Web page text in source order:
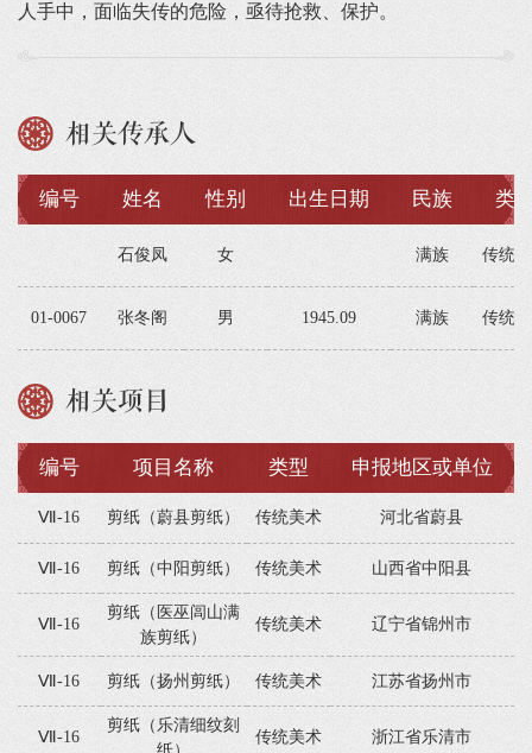
人手中，面临失传的危险，亟待抢救、保护。
相关传承人
编号 姓名 性别 出生日期 民族 类
石俊凤 女 满族 传统
01-0067 张冬阁 男 1945.09 满族 传统
相关项目
编号 项目名称 类型 申报地区或单位
Ⅶ-16 剪纸（蔚县剪纸） 传统美术 河北省蔚县
Ⅶ-16 剪纸（中阳剪纸） 传统美术 山西省中阳县
Ⅶ-16
剪纸（医巫闾山满
族剪纸）
传统美术 辽宁省锦州市
Ⅶ-16 剪纸（扬州剪纸） 传统美术 江苏省扬州市
Ⅶ-16
剪纸（乐清细纹刻
传统美术 浙江省乐清市